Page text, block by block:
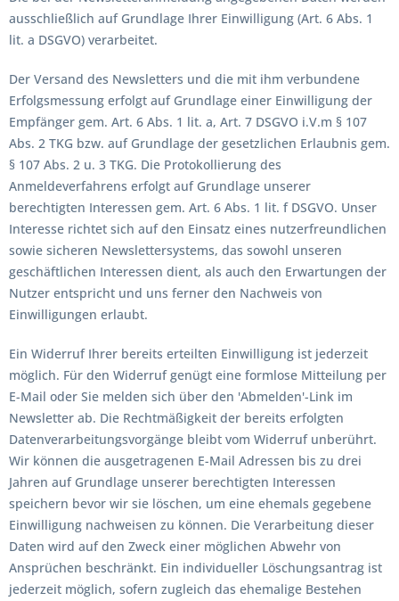
ausschließlich auf Grundlage Ihrer Einwilligung (Art. 6 Abs. 1
lit. a DSGVO) verarbeitet.
Der Versand des Newsletters und die mit ihm verbundene
Erfolgsmessung erfolgt auf Grundlage einer Einwilligung der
Empfänger gem. Art. 6 Abs. 1 lit. a, Art. 7 DSGVO i.V.m § 107
Abs. 2 TKG bzw. auf Grundlage der gesetzlichen Erlaubnis gem.
§ 107 Abs. 2 u. 3 TKG. Die Protokollierung des
Anmeldeverfahrens erfolgt auf Grundlage unserer
berechtigten Interessen gem. Art. 6 Abs. 1 lit. f DSGVO. Unser
Interesse richtet sich auf den Einsatz eines nutzerfreundlichen
sowie sicheren Newslettersystems, das sowohl unseren
geschäftlichen Interessen dient, als auch den Erwartungen der
Nutzer entspricht und uns ferner den Nachweis von
Einwilligungen erlaubt.
Ein Widerruf Ihrer bereits erteilten Einwilligung ist jederzeit
möglich. Für den Widerruf genügt eine formlose Mitteilung per
E-Mail oder Sie melden sich über den 'Abmelden'-Link im
Newsletter ab. Die Rechtmäßigkeit der bereits erfolgten
Datenverarbeitungsvorgänge bleibt vom Widerruf unberührt.
Wir können die ausgetragenen E-Mail Adressen bis zu drei
Jahren auf Grundlage unserer berechtigten Interessen
speichern bevor wir sie löschen, um eine ehemals gegebene
Einwilligung nachweisen zu können. Die Verarbeitung dieser
Daten wird auf den Zweck einer möglichen Abwehr von
Ansprüchen beschränkt. Ein individueller Löschungsantrag ist
jederzeit möglich, sofern zugleich das ehemalige Bestehen